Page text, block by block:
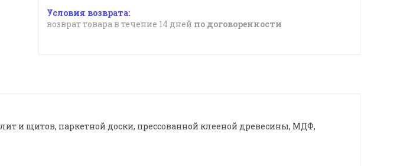
возврат товара в течение 14 дней по договоренности
и щитов, паркетной доски, прессованной клееной древесины, МДФ,